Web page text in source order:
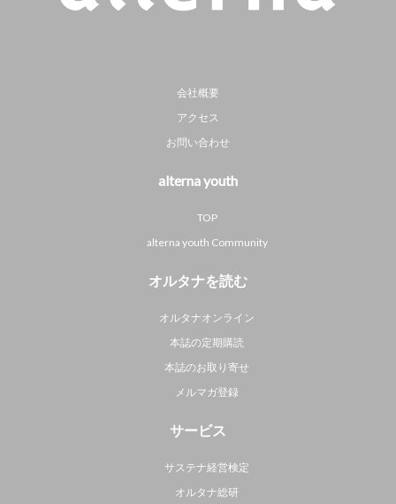
会社概要
アクセス
お問い合わせ
alterna youth
TOP
alterna youth Community
オルタナを読む
オルタナオンライン
本誌の定期購読
本誌のお取り寄せ
メルマガ登録
サービス
サステナ経営検定
オルタナ総研